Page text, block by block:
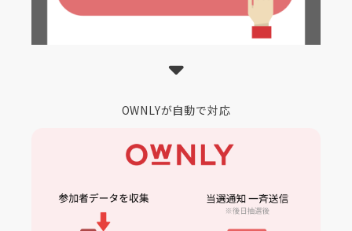
OWNLYが自動で対応